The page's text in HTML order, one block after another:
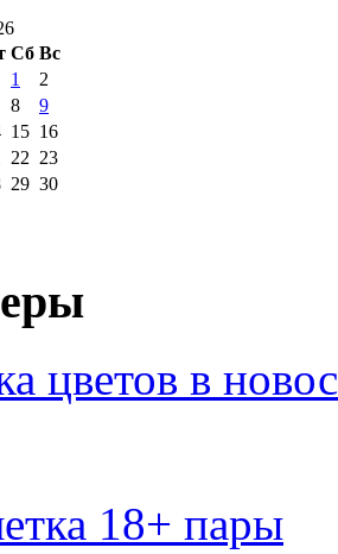
Сб Вс
1
2
8
9
15 16
22 23
29 30
цветов в
18+ пары